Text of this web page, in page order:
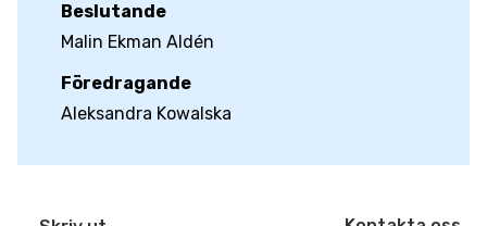
Beslutande
Malin Ekman Aldén
Föredragande
Aleksandra Kowalska